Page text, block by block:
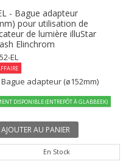
- Bague adapteur
pour utilisation de
de lumière illuStar
Elinchrom
EL
Bague adapteur (ø152mm)
DISPONIBLE (ENTREPÔT À GLABBEEK)
AJOUTER AU PANIER
En Stock